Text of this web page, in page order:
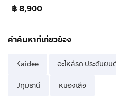
฿ 8,900
คำค้นหาที่เกี่ยวข้อง
Kaidee อะไหล่รถ ประดับยน
ปทุมธานี หนองเสือ